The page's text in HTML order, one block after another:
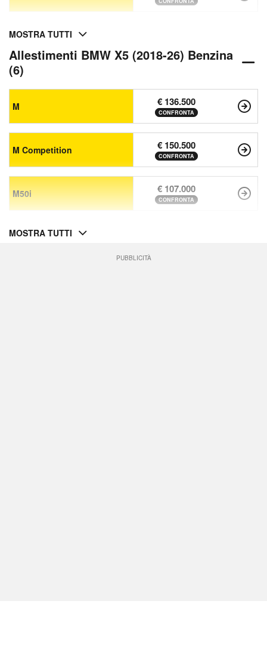
MOSTRA TUTTI
Allestimenti BMW X5 (2018-26) Benzina
(6)
M € 136.500
CONFRONTA
M Competition € 150.500
CONFRONTA
M50i € 107.000
CONFRONTA
MOSTRA TUTTI
PUBBLICITÀ